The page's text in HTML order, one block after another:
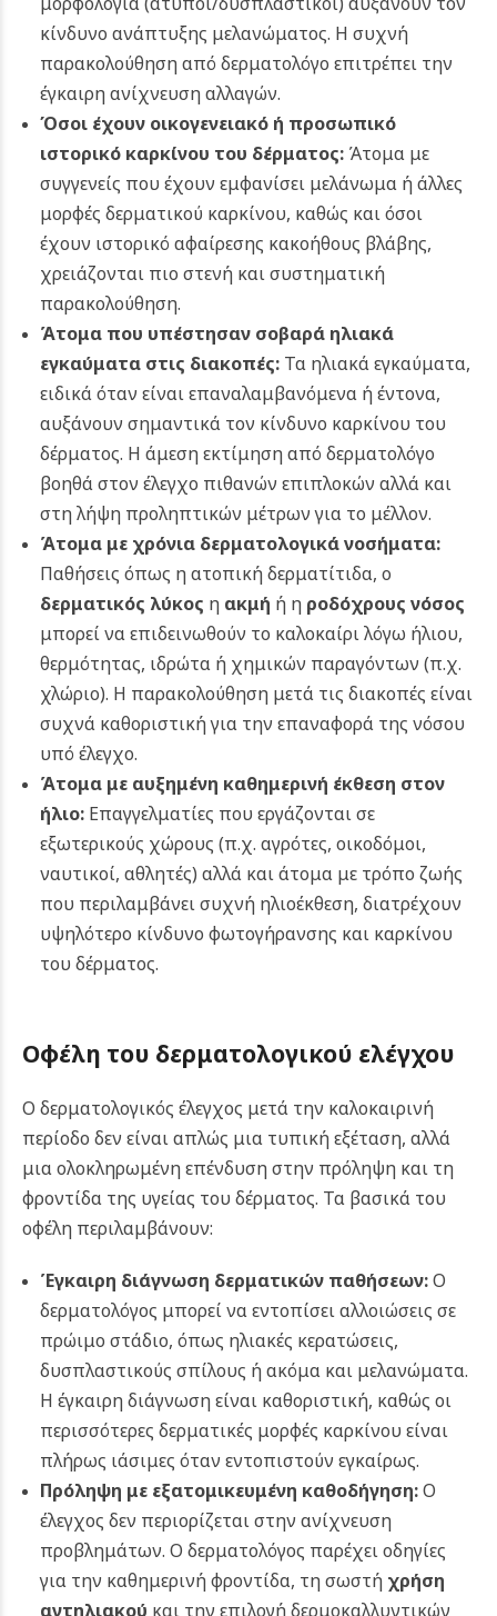
κίνδυνο ανάπτυξης μελανώματος. Η συχνή
παρακολούθηση από δερματολόγο επιτρέπει την
έγκαιρη ανίχνευση αλλαγών.
Όσοι έχουν οικογενειακό ή προσωπικό
ιστορικό καρκίνου του δέρματος:Άτομα με
συγγενείς που έχουν εμφανίσει μελάνωμα ή άλλες
μορφές δερματικού καρκίνου, καθώς και όσοι
έχουν ιστορικό αφαίρεσης κακοήθους βλάβης,
χρειάζονται πιο στενή και συστηματική
παρακολούθηση.
Άτομα που υπέστησαν σοβαρά ηλιακά
εγκαύματα στις διακοπές:Τα ηλιακά εγκαύματα,
ειδικά όταν είναι επαναλαμβανόμενα ή έντονα,
αυξάνουν σημαντικά τον κίνδυνο καρκίνου του
δέρματος. Η άμεση εκτίμηση από δερματολόγο
βοηθά στον έλεγχο πιθανών επιπλοκών αλλά και
στη λήψη προληπτικών μέτρων για το μέλλον.
Άτομα με χρόνια δερματολογικά νοσήματα:
Παθήσεις όπως η ατοπική δερματίτιδα, ο
δερματικός λύκος η ακμή ή η ροδόχρους νόσος
μπορεί να επιδεινωθούν το καλοκαίρι λόγω ήλιου,
θερμότητας, ιδρώτα ή χημικών παραγόντων (π.χ.
χλώριο). Η παρακολούθηση μετά τις διακοπές είναι
συχνά καθοριστική για την επαναφορά της νόσου
υπό έλεγχο.
Άτομα με αυξημένη καθημερινή έκθεση στον
ήλιο:Επαγγελματίες που εργάζονται σε
εξωτερικούς χώρους (π.χ. αγρότες, οικοδόμοι,
ναυτικοί, αθλητές) αλλά και άτομα με τρόπο ζωής
που περιλαμβάνει συχνή ηλιοέκθεση, διατρέχουν
υψηλότερο κίνδυνο φωτογήρανσης και καρκίνου
του δέρματος.
Οφέλη του δερματολογικού ελέγχου
Ο δερματολογικός έλεγχος μετά την καλοκαιρινή
περίοδο δεν είναι απλώς μια τυπική εξέταση, αλλά
μια ολοκληρωμένη επένδυση στην πρόληψη και τη
φροντίδα της υγείας του δέρματος. Τα βασικά του
οφέλη περιλαμβάνουν:
Έγκαιρη διάγνωση δερματικών παθήσεων:Ο
δερματολόγος μπορεί να εντοπίσει αλλοιώσεις σε
πρώιμο στάδιο, όπως ηλιακές κερατώσεις,
δυσπλαστικούς σπίλους ή ακόμα και μελανώματα.
Η έγκαιρη διάγνωση είναι καθοριστική, καθώς οι
περισσότερες δερματικές μορφές καρκίνου είναι
πλήρως ιάσιμες όταν εντοπιστούν εγκαίρως.
Πρόληψη με εξατομικευμένη καθοδήγηση:Ο
έλεγχος δεν περιορίζεται στην ανίχνευση
προβλημάτων. Ο δερματολόγος παρέχει οδηγίες
για την καθημερινή φροντίδα, τη σωστή χρήση
αντηλιακού και την επιλογή δερμοκαλλυντικών